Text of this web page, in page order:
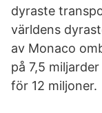
dyraste
världens
av Monaco
på 7,5
för 12 miljoner.